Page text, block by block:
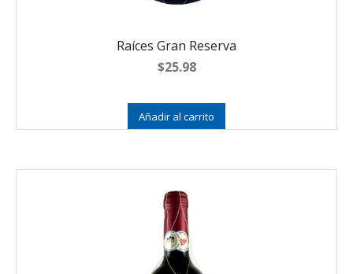
Raíces Gran Reserva
$25.98
Añadir al carrito